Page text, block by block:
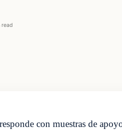
read
con muestras de